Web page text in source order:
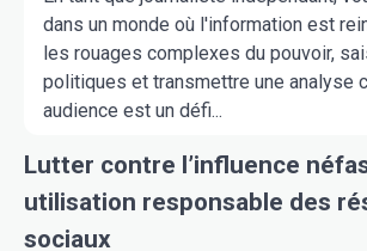
dans un monde où l'information est
les rouages complexes du pouvoir,
politiques et transmettre une analyse
audience est un défi...
Lutter contre l’influence
utilisation responsable des
sociaux